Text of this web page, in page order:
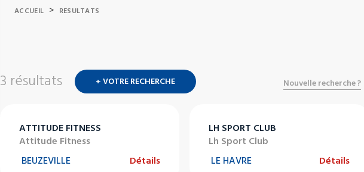
ACCUEIL > RESULTATS
3 résultats + VOTRE RECHERCHE Nouvelle recherche ?
ATTITUDE FITNESS
Attitude Fitness
BEUZEVILLE
Détails
LH SPORT CLUB
Lh Sport Club
LE HAVRE
Détails